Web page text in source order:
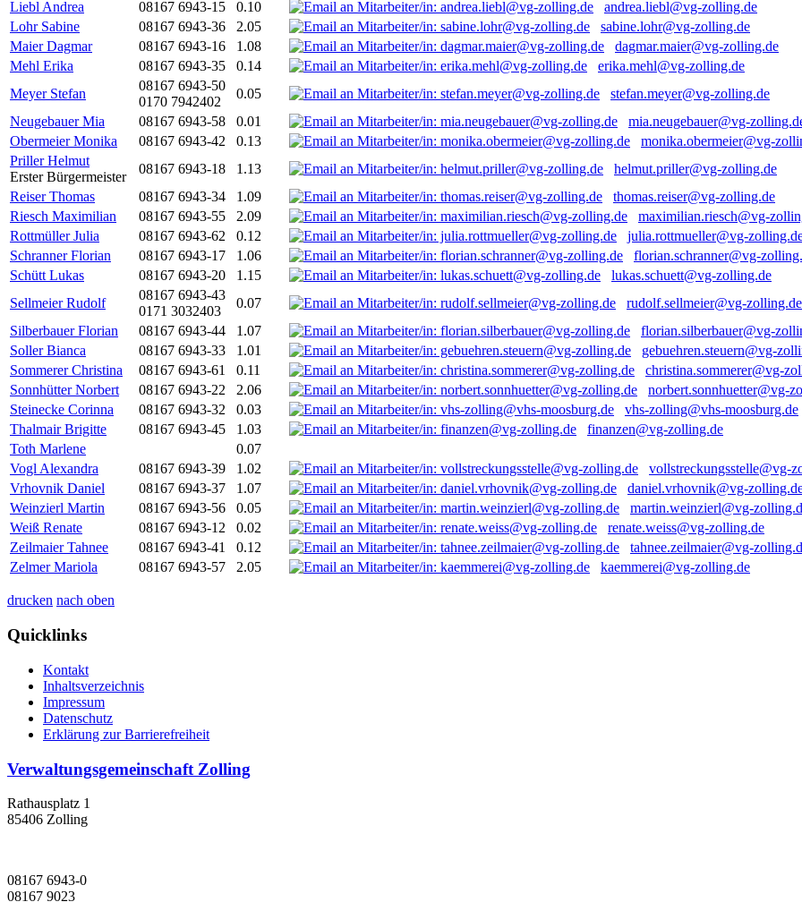
Liebl Andrea
08167 6943-15 0.10
andrea.liebl@vg-zolling.de
Lohr Sabine
08167 6943-36 2.05
sabine.lohr@vg-zolling.de
Maier Dagmar
08167 6943-16 1.08
dagmar.maier@vg-zolling.de
Mehl Erika
08167 6943-35 0.14
erika.mehl@vg-zolling.de
Meyer Stefan
08167 6943-50
0170 7942402
0.05
stefan.meyer@vg-zolling.de
Neugebauer Mia
08167 6943-58 0.01
mia.neugebauer@vg-
Obermeier Monika
08167 6943-42 0.13
monika.obermeier@vg-
Priller Helmut
Erster Bürgermeister
08167 6943-18 1.13
helmut.priller@vg-zolling.de
Reiser Thomas
08167 6943-34 1.09
thomas.reiser@vg-zolling.de
Riesch Maximilian
08167 6943-55 2.09
maximilian.riesch@vg-
Rottmüller Julia
08167 6943-62 0.12
julia.rottmueller@vg-
Schranner Florian
08167 6943-17 1.06
florian.schranner@vg-
Schütt Lukas
08167 6943-20 1.15
lukas.schuett@vg-zolling.de
Sellmeier Rudolf
08167 6943-43
0171 3032403
0.07
rudolf.sellmeier@vg-zolling.de
Silberbauer Florian
08167 6943-44 1.07
florian.silberbauer@vg-
Soller Bianca
08167 6943-33 1.01
gebuehren.steuern@vg-
Sommerer Christina
08167 6943-61 0.11
christina.sommerer@vg-
Sonnhütter Norbert
08167 6943-22 2.06
norbert.sonnhuetter@vg-
Steinecke Corinna
08167 6943-32 0.03
vhs-zolling@vhs-moosburg.de
Thalmair Brigitte
08167 6943-45 1.03
finanzen@vg-zolling.de
Toth Marlene
0.07
Vogl Alexandra
08167 6943-39 1.02
vollstreckungsstelle@vg-
Vrhovnik Daniel
08167 6943-37 1.07
daniel.vrhovnik@vg-
Weinzierl Martin
08167 6943-56 0.05
martin.weinzierl@vg-
Weiß Renate
08167 6943-12 0.02
renate.weiss@vg-zolling.de
Zeilmaier Tahnee
08167 6943-41 0.12
tahnee.zeilmaier@vg-
Zelmer Mariola
08167 6943-57 2.05 kaemmerei@vg-zolling.de
drucken nach oben
Quicklinks
Kontakt
Inhaltsverzeichnis
Impressum
Datenschutz
Erklärung zur Barrierefreiheit
Verwaltungsgemeinschaft Zolling
Rathausplatz 1
85406 Zolling
08167 6943-0
08167 9023